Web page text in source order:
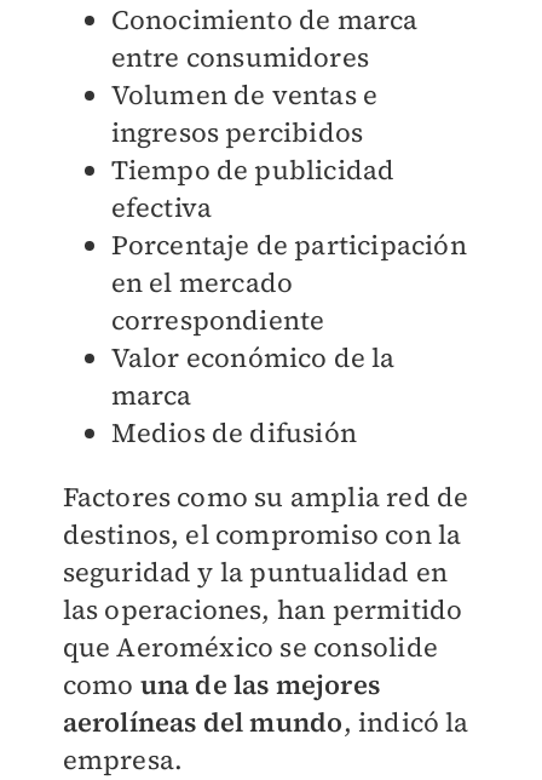
Conocimiento de marca
entre consumidores
Volumen de ventas e
ingresos percibidos
Tiempo de publicidad
efectiva
Porcentaje de participación
en el mercado
correspondiente
Valor económico de la
marca
Medios de difusión
Factores como su amplia red de
destinos, el compromiso con la
seguridad y la puntualidad en
las operaciones, han permitido
que Aeroméxico se consolide
como una de las mejores
aerolíneas del mundo, indicó la
empresa.